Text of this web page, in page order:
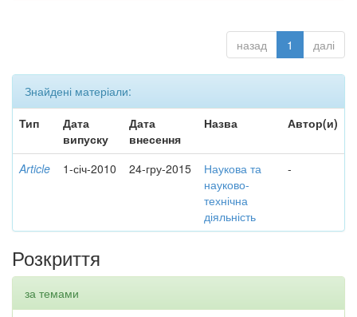
назад 1 далі
Знайдені матеріали:
Тип
Дата
випуску
Дата
внесення
Назва Автор(и)
Article 1-січ-2010 24-гру-2015
Наукова та
науково-
технічна
діяльність
-
Розкриття
за темами